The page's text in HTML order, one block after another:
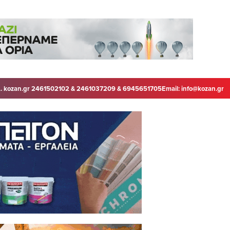
kozan.gr 2461502102 & 2461037209 & 6945651705Email:info@kozan.gr